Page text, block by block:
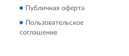
Публичная оферта
Пользовательское
соглашение